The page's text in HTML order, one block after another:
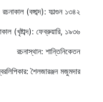
রচনাকাল (বঙ্গাব্দ): ফাল্গুন ১৩৪২
(খৃষ্টাব্দ): ফেব্রুয়ারি, ১৯৩৬
রচনাস্থান: শান্তিনিকেতন
শৈলজারঞ্জন মজুমদার